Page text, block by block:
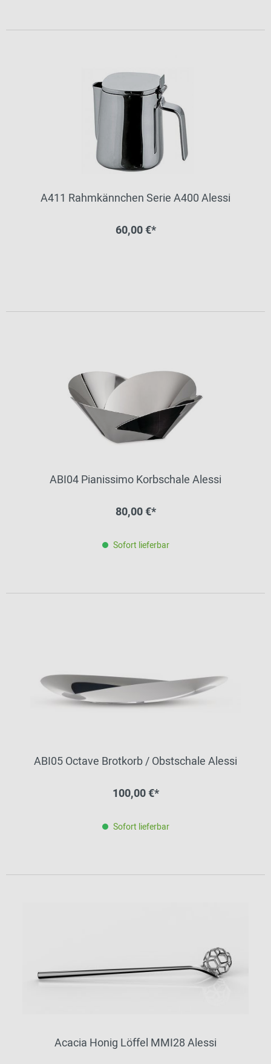
A411 Rahmkännchen Serie A400 Alessi
60,00 €*
ABI04 Pianissimo Korbschale Alessi
80,00 €*
Sofort lieferbar
ABI05 Octave Brotkorb / Obstschale Alessi
100,00 €*
Sofort lieferbar
Acacia Honig Löffel MMI28 Alessi